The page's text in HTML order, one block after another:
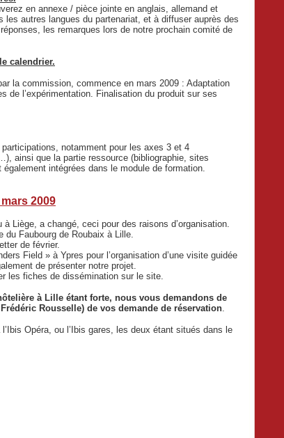
en annexe / pièce jointe en anglais, allemand et
autres langues du partenariat, et à diffuser auprès des
les remarques lors de notre prochain comité de
calendrier.
la commission, commence en mars 2009 : Adaptation
de l’expérimentation. Finalisation du produit sur ses
notamment pour les axes 3 et 4
ainsi que la partie ressource (bibliographie, sites
intégrées dans le module de formation.
2009
Liège, a changé, ceci pour des raisons d’organisation.
du Faubourg de Roubaix à Lille.
de février.
Field » à Ypres pour l’organisation d’une visite guidée
de présenter notre projet.
les fiches de dissémination sur le site.
à Lille étant forte, nous vous demandons de
Rousselle) de vos demande de réservation.
Opéra, ou l’Ibis gares, les deux étant situés dans le